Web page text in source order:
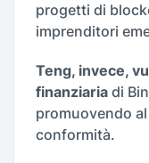
progetti di
imprenditori
Teng, invece,
finanziaria di
promuovendo
conformità.